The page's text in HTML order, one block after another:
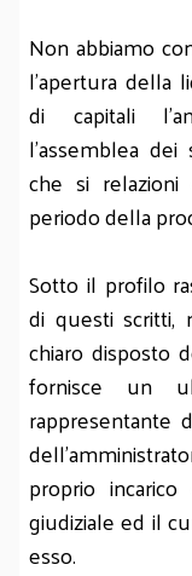
Non abbiamo
l’apertura della
di capitali
l’assemblea
che si
periodo della
Sotto il profilo
di questi
chiaro disposto
fornisce un
rappresentante
proprio
giudiziale ed il
esso.